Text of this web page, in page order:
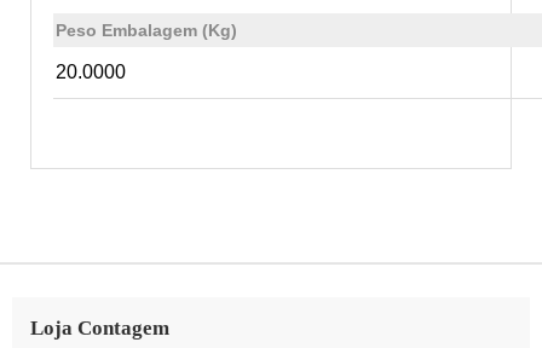
Peso Embalagem (Kg)
20.0000
Loja Contagem